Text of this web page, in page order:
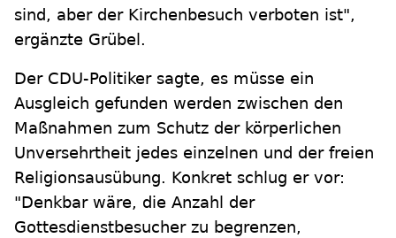
sind, aber der Kirchenbesuch verboten ist",
ergänzte Grübel.
Der CDU-Politiker sagte, es müsse ein
Ausgleich gefunden werden zwischen den
Maßnahmen zum Schutz der körperlichen
Unversehrtheit jedes einzelnen und der freien
Religionsausübung. Konkret schlug er vor:
"Denkbar wäre, die Anzahl der
Gottesdienstbesucher zu begrenzen,